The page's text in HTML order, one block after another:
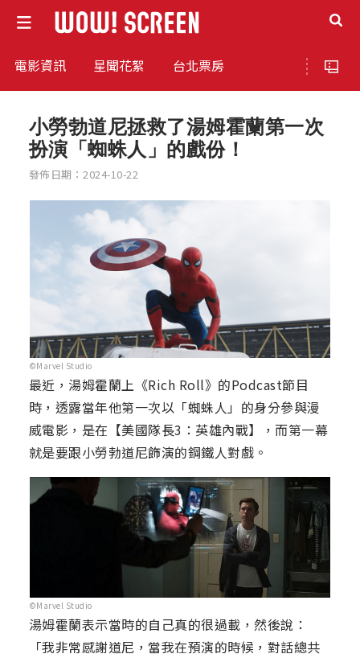
電影資訊 星聞花絮 台北票房
小勞勃道尼拯救了湯姆霍蘭第一次
扮演「蜘蛛人」的戲份！
發佈日期：2024-10-22
©Marvel Studio
最近，湯姆霍蘭上《Rich Roll》的Podcast節目
時，透露當年他第一次以「蜘蛛人」的身分參與漫
威電影，是在【美國隊長3：英雄內戰】，而第一幕
就是要跟小勞勃道尼飾演的鋼鐵人對戲。
©Marvel Studio
湯姆霍蘭表示當時的自己真的很過載，然後說：
「我非常感謝道尼，當我在預演的時候，對話總共